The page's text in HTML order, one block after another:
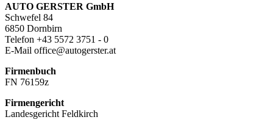
AUTO GERSTER GmbH
Schwefel 84
6850 Dornbirn
Telefon +43 5572 3751 - 0
E-Mail office@autogerster.at
Firmenbuch
FN 76159z
Firmengericht
Landesgericht Feldkirch